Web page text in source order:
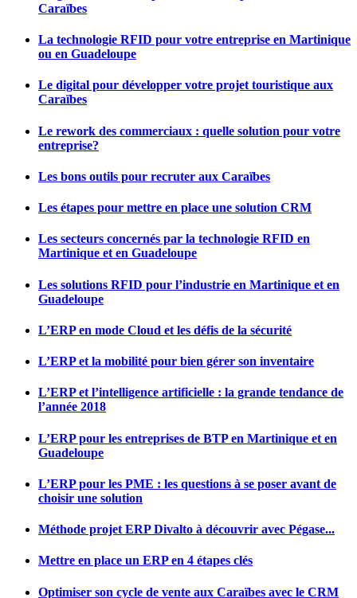
Caraïbes
La technologie RFID pour votre entreprise en Martinique
ou en Guadeloupe
Le digital pour développer votre projet touristique aux
Caraïbes
Le rework des commerciaux : quelle solution pour votre
entreprise?
Les bons outils pour recruter aux Caraïbes
Les étapes pour mettre en place une solution CRM
Les secteurs concernés par la technologie RFID en
Martinique et en Guadeloupe
Les solutions RFID pour l’industrie en Martinique et en
Guadeloupe
L’ERP en mode Cloud et les défis de la sécurité
L’ERP et la mobilité pour bien gérer son inventaire
L’ERP et l’intelligence artificielle : la grande tendance de
l’année 2018
L’ERP pour les entreprises de BTP en Martinique et en
Guadeloupe
L’ERP pour les PME : les questions à se poser avant de
choisir une solution
Méthode projet ERP Divalto à découvrir avec Pégase...
Mettre en place un ERP en 4 étapes clés
Optimiser son cycle de vente aux Caraïbes avec le CRM